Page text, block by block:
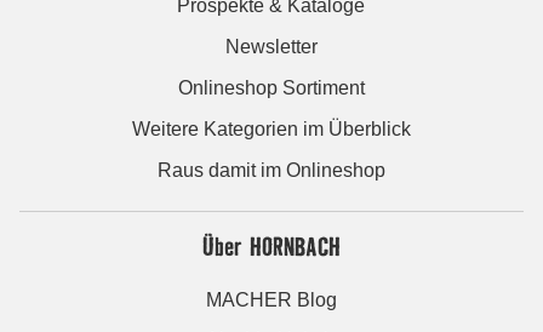
Prospekte & Kataloge
Newsletter
Onlineshop Sortiment
Weitere Kategorien im Überblick
Raus damit im Onlineshop
Über HORNBACH
MACHER Blog